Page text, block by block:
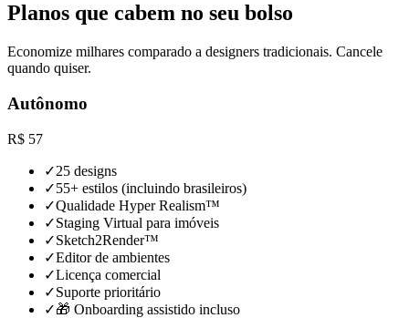
Planos que cabem no seu bolso
Economize milhares comparado a designers tradicionais. Cancele
quando quiser.
Autônomo
R$ 57
✓25 designs
✓55+ estilos (incluindo brasileiros)
✓Qualidade Hyper Realism™
✓Staging Virtual para imóveis
✓Sketch2Render™
✓Editor de ambientes
✓Licença comercial
✓Suporte prioritário
✓🎁 Onboarding assistido incluso